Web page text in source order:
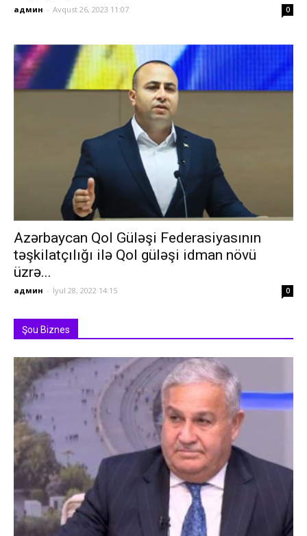
админ - Avqust 26, 2023 11:07 0
Azərbaycan Qol Güləşi Federasiyasının
təşkilatçılığı ilə Qol güləşi idman növü
üzrə...
админ - İyul 28, 2022 14:15 0
Şou Biznes